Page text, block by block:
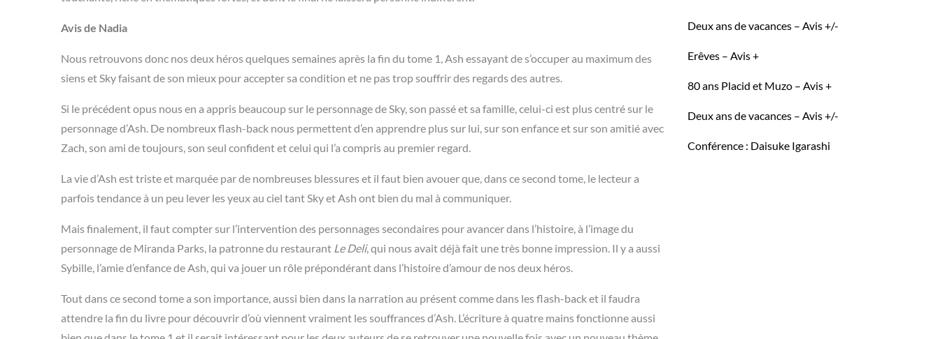
Avis de Nadia
Nous retrouvons donc nos deux héros quelques semaines après la fin du tome 1, Ash essayant de s’occuper au maximum des
siens et Sky faisant de son mieux pour accepter sa condition et ne pas trop souffrir des regards des autres.
Si le précédent opus nous en a appris beaucoup sur le personnage de Sky, son passé et sa famille, celui-ci est plus centré sur le
personnage d’Ash. De nombreux flash-back nous permettent d’en apprendre plus sur lui, sur son enfance et sur son amitié avec
Zach, son ami de toujours, son seul confident et celui qui l’a compris au premier regard.
La vie d’Ash est triste et marquée par de nombreuses blessures et il faut bien avouer que, dans ce second tome, le lecteur a
parfois tendance à un peu lever les yeux au ciel tant Sky et Ash ont bien du mal à communiquer.
Mais finalement, il faut compter sur l’intervention des personnages secondaires pour avancer dans l’histoire, à l’image du
personnage de Miranda Parks, la patronne du restaurant Le Deli, qui nous avait déjà fait une très bonne impression. Il y a aussi
Sybille, l’amie d’enfance de Ash, qui va jouer un rôle prépondérant dans l’histoire d’amour de nos deux héros.
Tout dans ce second tome a son importance, aussi bien dans la narration au présent comme dans les flash-back et il faudra
attendre la fin du livre pour découvrir d’où viennent vraiment les souffrances d’Ash. L’écriture à quatre mains fonctionne aussi
Deux ans de vacances – Avis +/-
Erêves – Avis +
80 ans Placid et Muzo – Avis +
Deux ans de vacances – Avis +/-
Conférence : Daisuke Igarashi